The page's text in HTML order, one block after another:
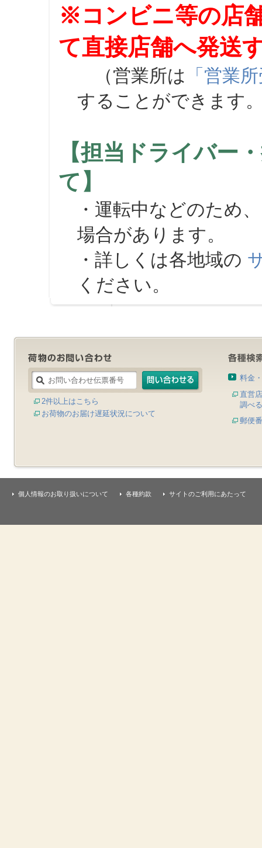
※コンビニ等の店
て直接店舗へ発送
（営業所は 「営業
することができます
【担当ドライバー
て】
・運転中などのため
場合があります。
・詳しくは各地域の
ください。
2件以上はこちら
お荷物のお届け遅延状況について
料金
直営
調べる
郵便
個人情報のお取り扱いについて 各種約款 サイトのご利用にあたって